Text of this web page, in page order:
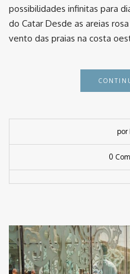
possibilidades infinitas para
do Catar Desde as areias
vento das praias na costa
por
0